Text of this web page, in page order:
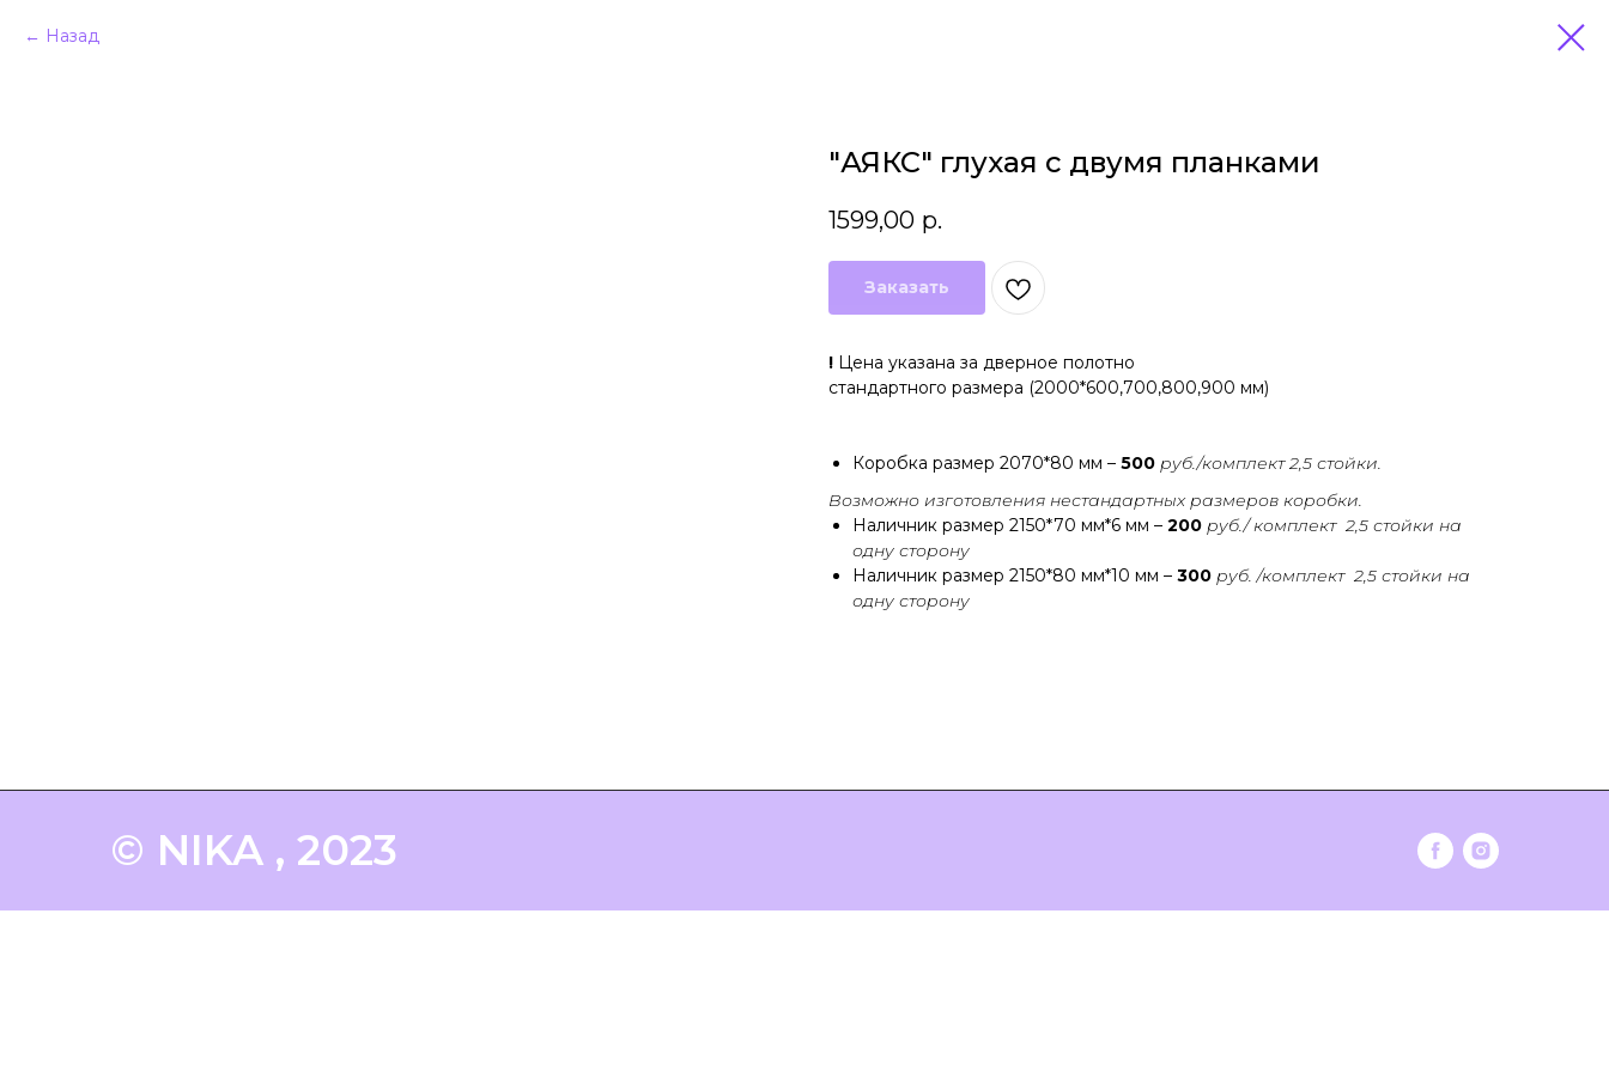
Назад
"АЯКС" глухая с двумя планками
1599,00 р.
Заказать
! Цена указана за дверное полотно
стандартного размера (2000*600,700,800,900 мм)
Коробка размер 2070*80 мм – 500 руб./комплект 2,5 стойки.
Возможно изготовления нестандартных размеров коробки.
Наличник размер 2150*70 мм*6 мм – 200 руб./ комплект 2,5 стойки на
одну сторону
Наличник размер 2150*80 мм*10 мм – 300 руб. /комплект 2,5 стойки на
одну сторону
© NIKA , 2023